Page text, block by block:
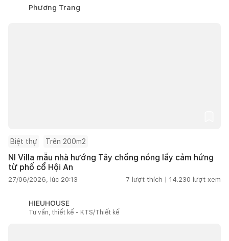
Phương Trang
Biệt thự Trên 200m2
NI Villa mẫu nhà hướng Tây chống nóng lấy cảm hứng
từ phố cổ Hội An
27/06/2026, lúc 20:13 7 lượt thích | 14.230 lượt xem
HIEUHOUSE
Tư vấn, thiết kế - KTS/Thiết kế